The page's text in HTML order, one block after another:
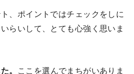
、ポイントではチェックをしに
らいして、とても心強く思いま
。
ここを選んでまちがいありま